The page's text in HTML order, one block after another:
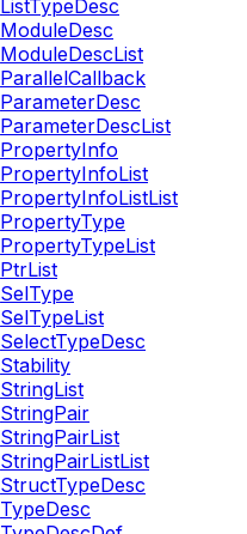
ListTypeDesc
ModuleDesc
ModuleDescList
ParallelCallback
ParameterDesc
ParameterDescList
PropertyInfo
PropertyInfoList
PropertyInfoListList
PropertyType
PropertyTypeList
PtrList
SelType
SelTypeList
SelectTypeDesc
Stability
StringList
StringPair
StringPairList
StringPairListList
StructTypeDesc
TypeDesc